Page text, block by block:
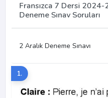
Fransızca 7 Dersi 2024-
Deneme Sınav Soruları
2 Aralık Deneme Sınavı
1.